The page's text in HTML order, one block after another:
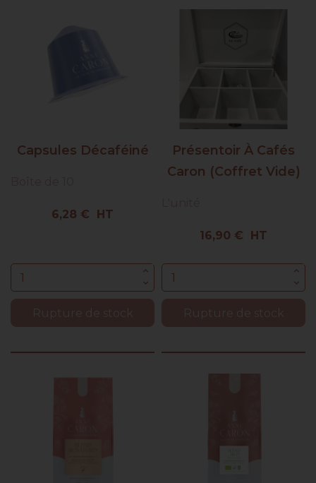
Capsules Décaféiné
Prix
6,28 € HT
Présentoir À Cafés
Caron (coffret Vide)
Prix
16,90 € HT